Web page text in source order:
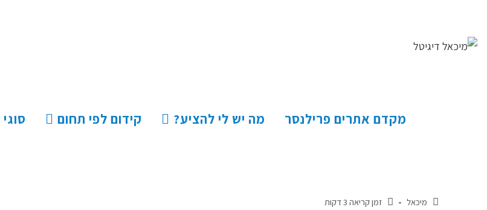
מקדם אתרים פרילנסר מה יש לי להציע? קידום לפי תחום
מיכאל זמן קריאה 3 דקות